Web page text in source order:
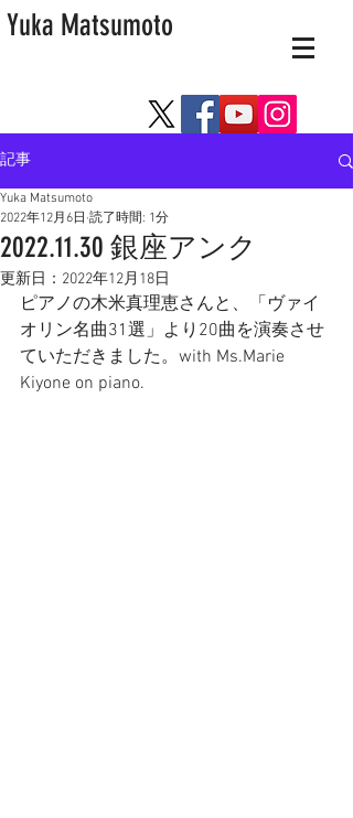
Yuka Matsumoto
記事
2022.11.30 銀座アンク
Yuka Matsumoto
2022年12月6日 読了時間: 1分
更新日： 2022年12月18日
ピアノの木米真理恵さんと、「ヴァイ
オリン名曲31選」より20曲を演奏させ
ていただきました。with Ms.Marie
Kiyone on piano.